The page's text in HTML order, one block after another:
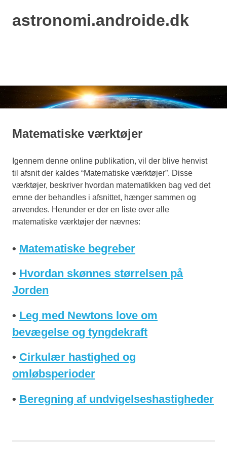
Skip
astronomi.androide.dk
Matematiske værktøjer
Igennem denne online publikation, vil der blive henvist
til afsnit der kaldes “Matematiske værktøjer”. Disse
værktøjer, beskriver hvordan matematikken bag ved det
emne der behandles i afsnittet, hænger sammen og
anvendes. Herunder er der en liste over alle
matematiske værktøjer der nævnes:
• Matematiske begreber
• Hvordan skønnes størrelsen på
Jorden
• Leg med Newtons love om
bevægelse og tyngdekraft
• Cirkulær hastighed og
omløbsperioder
• Beregning af undvigelseshastigheder